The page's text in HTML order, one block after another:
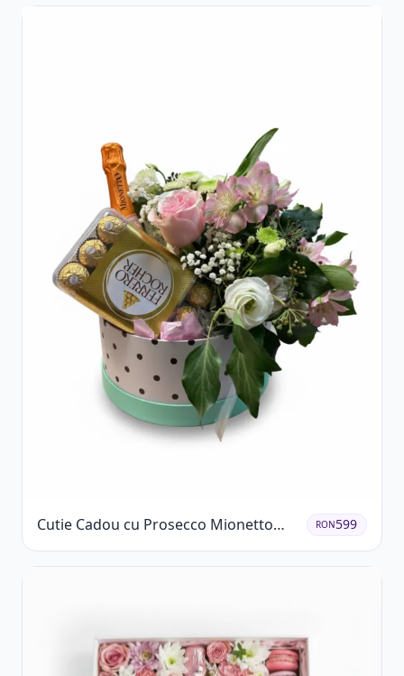
Cutie Cadou cu Prosecco Mionetto
Ferrero Rocher și Flori Pastelate
RON599